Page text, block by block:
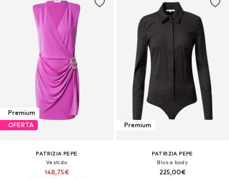
Premium
OFERTA
PATRIZIA PEPE
Vestido
148,75€
Premium
PATRIZIA PEPE
Blusa body
225,00€